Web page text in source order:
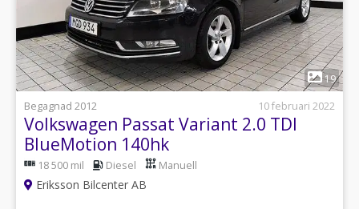
1
19
Begagnad 2012
10 februari 2022
Volkswagen Passat Variant 2.0 TDI
BlueMotion 140hk
18 500 mil Diesel Manuell
Eriksson Bilcenter AB